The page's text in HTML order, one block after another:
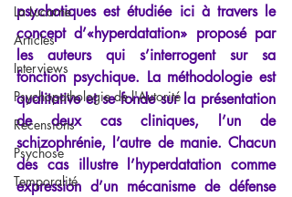
La Lucarne
Articles
Interviews
Psychopathologie de l'Autorité
Recensions
Psychose
Temporalité
psychotiques est étudiée ici à travers le
concept d’«hyperdatation» proposé par
les auteurs qui s’interrogent sur sa
fonction psychique. La méthodologie est
qualitative et se fonde sur la présentation
de deux cas cliniques, l’un de
schizophrénie, l’autre de manie. Chacun
des cas illustre l’hyperdatation comme
expression d’un mécanisme de défense